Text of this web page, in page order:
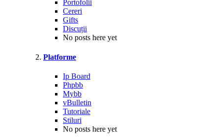
Portofolii
Cereri
Gifts
Discuții
No posts here yet
Platforme
Ip Board
Phpbb
Mybb
vBulletin
Tutoriale
Stiluri
No posts here yet